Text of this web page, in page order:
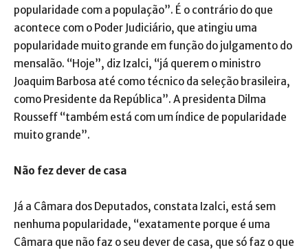
popularidade com a população”. É o contrário do que
acontece com o Poder Judiciário, que atingiu uma
popularidade muito grande em função do julgamento do
mensalão. “Hoje”, diz Izalci, “já querem o ministro
Joaquim Barbosa até como técnico da seleção brasileira,
como Presidente da República”. A presidenta Dilma
Rousseff “também está com um índice de popularidade
muito grande”.
Não fez dever de casa
Já a Câmara dos Deputados, constata Izalci, está sem
nenhuma popularidade, “exatamente porque é uma
Câmara que não faz o seu dever de casa, que só faz o que